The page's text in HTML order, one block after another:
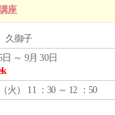
座
御子
日 ～ 9月 30日
火 ） 11 ：30 ～ 12 ：50